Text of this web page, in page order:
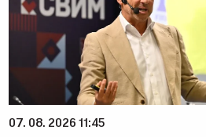
07. 08. 2026 11:45